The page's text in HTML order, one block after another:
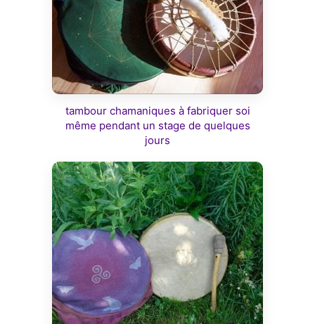
tambour chamaniques à fabriquer soi
même pendant un stage de quelques
jours